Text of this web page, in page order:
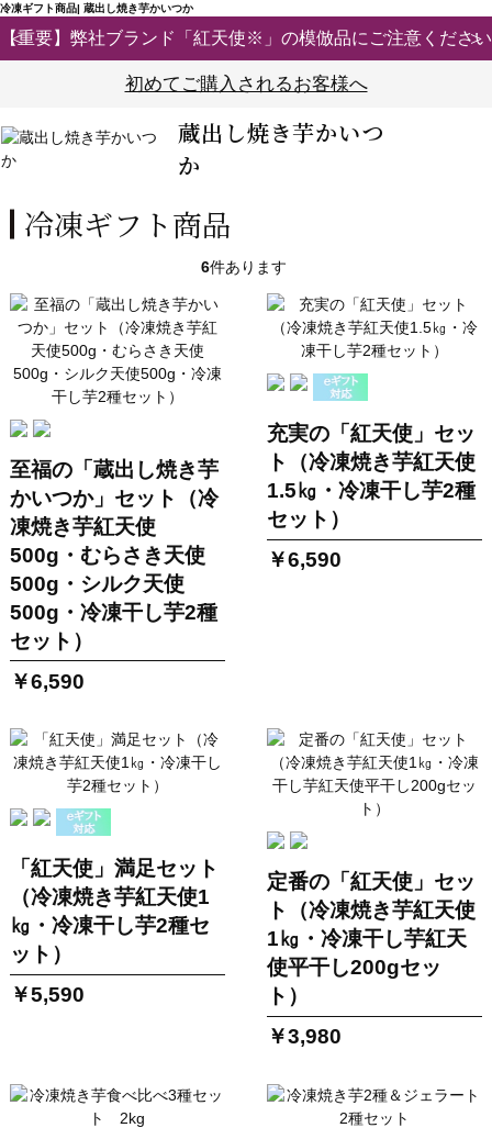
冷凍ギフト商品| 蔵出し焼き芋かいつか
【重要】弊社ブランド「紅天使※」の模倣品にご注意ください
初めてご購入されるお客様へ
蔵出し焼き芋かいつ
か
冷凍ギフト商品
6件あります
至福の「蔵出し焼き芋
かいつか」セット（冷
凍焼き芋紅天使
500g・むらさき天使
500g・シルク天使
500g・冷凍干し芋2種
セット）
￥6,590
充実の「紅天使」セッ
ト（冷凍焼き芋紅天使
1.5㎏・冷凍干し芋2種
セット）
￥6,590
「紅天使」満足セット
（冷凍焼き芋紅天使1
㎏・冷凍干し芋2種セ
ット）
￥5,590
定番の「紅天使」セッ
ト（冷凍焼き芋紅天使
1㎏・冷凍干し芋紅天
使平干し200gセッ
ト）
￥3,980